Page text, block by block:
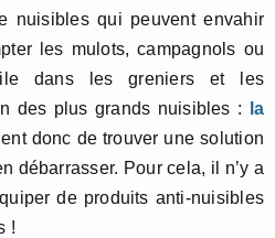
nuisibles qui peuvent envahir
les mulots, campagnols ou
dans les greniers et les
des plus grands nuisibles : la
donc de trouver une solution
débarrasser. Pour cela, il n’y a
de produits anti-nuisibles
!